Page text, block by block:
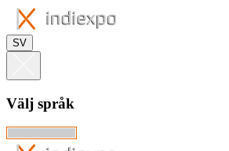
SV
Välj språk